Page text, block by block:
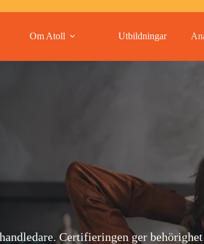
Om Atoll
Utbildningar
Certifieringen ger